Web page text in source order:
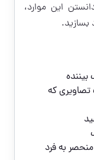
این موارد،
بسازید.
تصاویری که
به فرد